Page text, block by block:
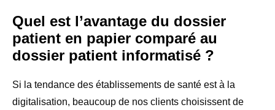
Quel est l’avantage du dossier
patient en papier comparé au
dossier patient informatisé ?
Si la tendance des établissements de santé est à la
digitalisation, beaucoup de nos clients choisissent de